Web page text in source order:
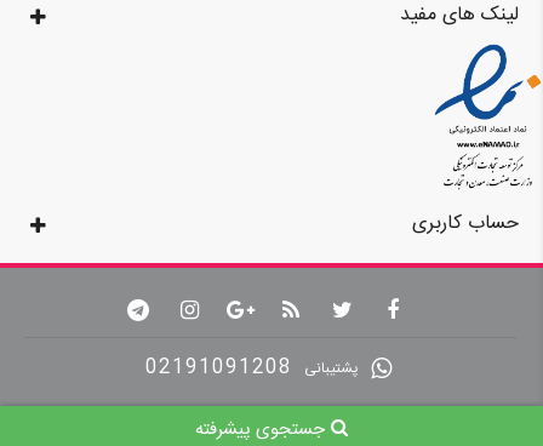
جستجوی پیشرفته
لینک های مفید
حساب کاربری
پشتیبانی 02191091208